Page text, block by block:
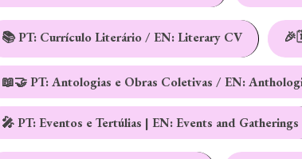
📚 PT: Currículo Literário / EN: Literary CV
📖🤝 PT: Antologias e Obras Coletivas / EN:
🎤 PT: Eventos e Tertúlias | EN: Events and Gatherings